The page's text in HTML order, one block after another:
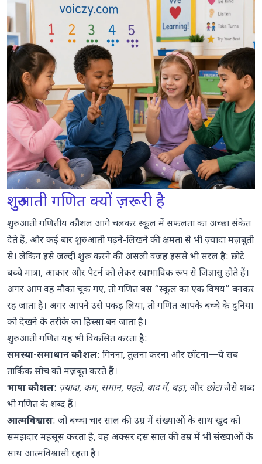
सोने से पहले गणित
माता-पिता की आम गलतियाँ (और उनसे कैसे बचें)
गलती 1: बहुत जल्दी, बहुत ज़्यादा दबाव डालना
गलती 2: अर्थ से पहले चिन्ह सिखाना
गलती 3: सिर्फ़ गिनना, कभी तुलना न करना
गलती 4: उबाऊ दोहराव छोड़ देना
गलती 5: गणित को भावनात्मक बना देना
गलती 6: दूसरे बच्चों से तुलना करना
अगर मेरे बच्चे को संख्याएँ पसंद नहीं हैं तो?
स्क्रीन और गणित ऐप: मददगार या नुकसानदेह?
एक साप्ताहिक योजना जिसे आप सच में निभा सकें
कैसे पता चले कि आपका बच्चा अगली परत के लिए
तैयार है
कब अतिरिक्त मदद लेनी चाहिए
अंतिम विचार
शुरुआती गणित क्यों ज़रूरी है
शुरुआती गणितीय कौशल आगे चलकर स्कूल में सफलता का अच्छा संकेत
देते हैं, और कई बार शुरुआती पढ़ने-लिखने की क्षमता से भी ज़्यादा मज़बूती
से। लेकिन इसे जल्दी शुरू करने की असली वजह इससे भी सरल है: छोटे
बच्चे मात्रा, आकार और पैटर्न को लेकर स्वाभाविक रूप से जिज्ञासु होते हैं।
अगर आप वह मौका चूक गए, तो गणित बस “स्कूल का एक विषय” बनकर
रह जाता है। अगर आपने उसे पकड़ लिया, तो गणित आपके बच्चे के दुनिया
को देखने के तरीके का हिस्सा बन जाता है।
शुरुआती गणित यह भी विकसित करता है:
समस्या-समाधान कौशल: गिनना, तुलना करना और छाँटना—ये सब
तार्किक सोच को मज़बूत करते हैं।
भाषा कौशल: ज़्यादा, कम, समान, पहले, बाद में, बड़ा, और छोटाजैसे शब्द
भी गणित के शब्द हैं।
आत्मविश्वास: जो बच्चा चार साल की उम्र में संख्याओं के साथ खुद को
समझदार महसूस करता है, वह अक्सर दस साल की उम्र में भी संख्याओं के
साथ आत्मविश्वासी रहता है।